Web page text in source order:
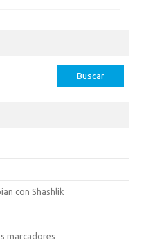
con Shashlik
marcadores